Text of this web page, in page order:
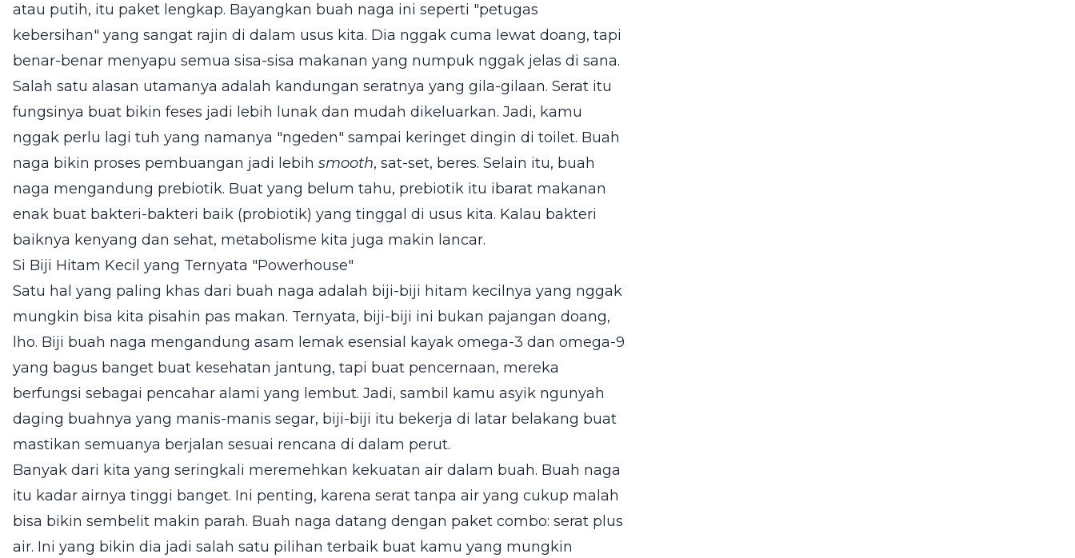
atau putih, itu paket lengkap. Bayangkan buah naga ini seperti "petugas
kebersihan" yang sangat rajin di dalam usus kita. Dia nggak cuma lewat doang, tapi
benar-benar menyapu semua sisa-sisa makanan yang numpuk nggak jelas di sana.
Salah satu alasan utamanya adalah kandungan seratnya yang gila-gilaan. Serat itu
fungsinya buat bikin feses jadi lebih lunak dan mudah dikeluarkan. Jadi, kamu
nggak perlu lagi tuh yang namanya "ngeden" sampai keringet dingin di toilet. Buah
naga bikin proses pembuangan jadi lebih smooth, sat-set, beres. Selain itu, buah
naga mengandung prebiotik. Buat yang belum tahu, prebiotik itu ibarat makanan
enak buat bakteri-bakteri baik (probiotik) yang tinggal di usus kita. Kalau bakteri
baiknya kenyang dan sehat, metabolisme kita juga makin lancar.
Si Biji Hitam Kecil yang Ternyata "Powerhouse"
Satu hal yang paling khas dari buah naga adalah biji-biji hitam kecilnya yang nggak
mungkin bisa kita pisahin pas makan. Ternyata, biji-biji ini bukan pajangan doang,
lho. Biji buah naga mengandung asam lemak esensial kayak omega-3 dan omega-9
yang bagus banget buat kesehatan jantung, tapi buat pencernaan, mereka
berfungsi sebagai pencahar alami yang lembut. Jadi, sambil kamu asyik ngunyah
daging buahnya yang manis-manis segar, biji-biji itu bekerja di latar belakang buat
mastikan semuanya berjalan sesuai rencana di dalam perut.
Banyak dari kita yang seringkali meremehkan kekuatan air dalam buah. Buah naga
itu kadar airnya tinggi banget. Ini penting, karena serat tanpa air yang cukup malah
bisa bikin sembelit makin parah. Buah naga datang dengan paket combo: serat plus
air. Ini yang bikin dia jadi salah satu pilihan terbaik buat kamu yang mungkin